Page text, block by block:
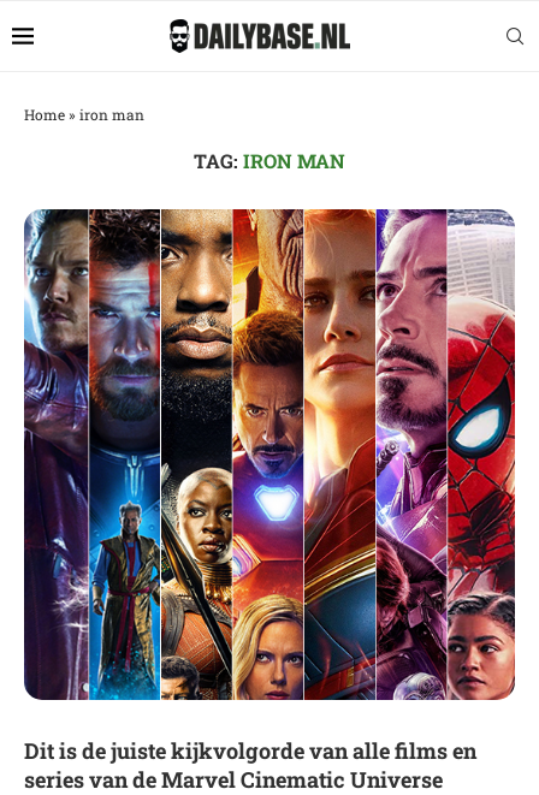
Home» iron man
TAG: IRON MAN
Dit is de juiste kijkvolgorde van alle films en
series van de Marvel Cinematic Universe